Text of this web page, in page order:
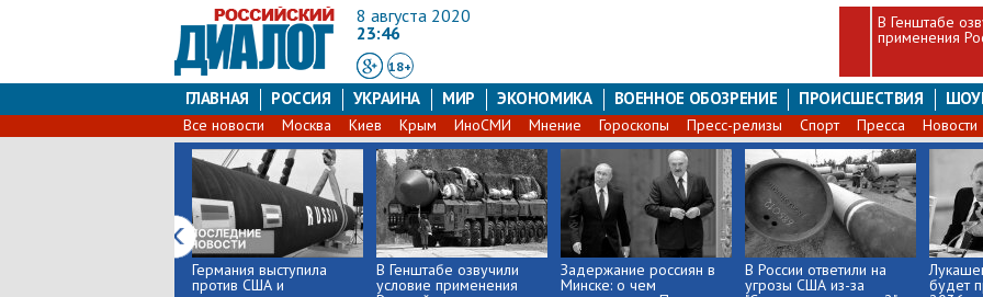
8 августа 2020
23:46
18+
В Генштабе
применения
ГЛАВНАЯ РОССИЯ УКРАИНА МИР ЭКОНОМИКА ВОЕННОЕ ОБОЗРЕНИЕ ПРОИСШЕСТВИЯ
Все новости Москва Киев Крым ИноСМИ Мнение Гороскопы Пресс-релизы Спорт Пресса Новости
Германия выступила
против США и
В Генштабе озвучили
условие применения
Задержание россиян в
Минске: о чем
В России ответили на
угрозы США из-за будет